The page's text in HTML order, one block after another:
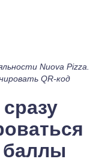
Nuova Pizza.
QR-код
баллы